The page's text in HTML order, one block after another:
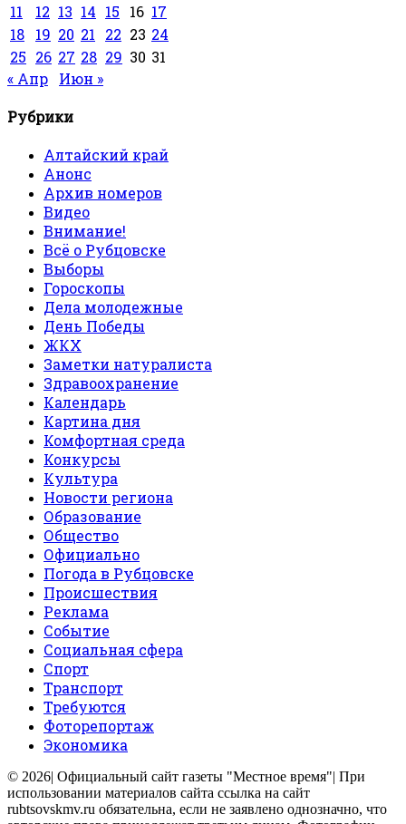
11
12 13 14 15 16 17
18
19 20 21 22 23 24
25 26 27 28 29 30 31
« Апр
Июн »
Рубрики
Алтайский край
Анонс
Архив номеров
Видео
Внимание!
Всё о Рубцовске
Выборы
Гороскопы
Дела молодежные
День Победы
ЖКХ
Заметки натуралиста
Здравоохранение
Календарь
Картина дня
Комфортная среда
Конкурсы
Культура
Новости региона
Образование
Общество
Официально
Погода в Рубцовске
Происшествия
Реклама
Событие
Социальная сфера
Спорт
Транспорт
Требуются
Фоторепортаж
Экономика
© 2026| Официальный сайт газеты "Местное время"| При
использовании материалов сайта ссылка на сайт
rubtsovskmv.ru обязательна, если не заявлено однозначно, что